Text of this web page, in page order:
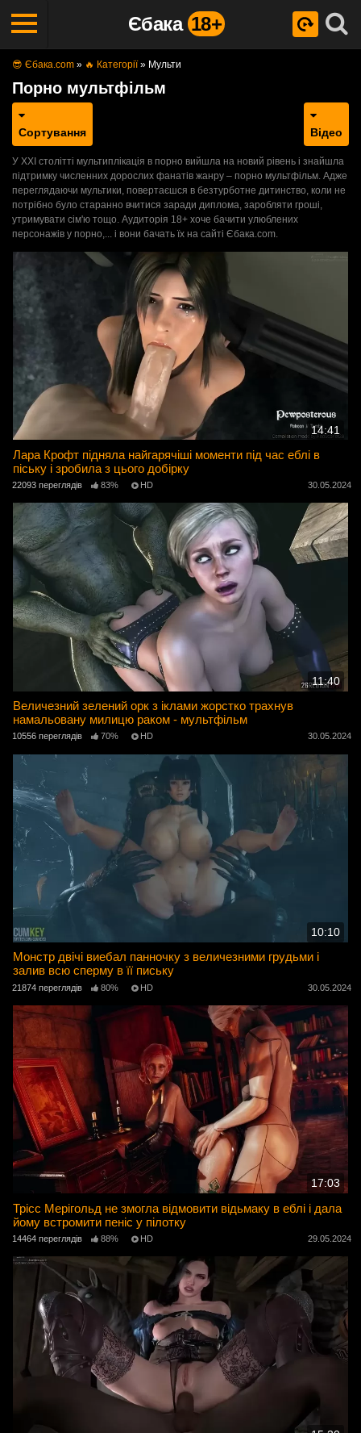
Єбака 18+
😎 Єбака.com » 🔥 Категорії» Мульти
Порно мультфільм
Сортування Відео
У ХХІ столітті мультиплікація в порно вийшла на новий рівень і знайшла
підтримку численних дорослих фанатів жанру – порно мультфільм. Адже
переглядаючи мультики, повертаєшся в безтурботне дитинство, коли не
потрібно було старанно вчитися заради диплома, заробляти гроші,
утримувати сім'ю тощо. Аудиторія 18+ хоче бачити улюблених
персонажів у порно,... і вони бачать їх на сайті Єбака.com.
14:41
Лара Крофт підняла найгарячіші моменти під час еблі в
піську і зробила з цього добірку
22093 переглядів 83% HD 30.05.2024
11:40
Величезний зелений орк з іклами жорстко трахнув
намальовану милицю раком - мультфільм
10556 переглядів 70% HD 30.05.2024
10:10
Монстр двічі виебал панночку з величезними грудьми і
залив всю сперму в її письку
21874 переглядів 80% HD 30.05.2024
17:03
Трісс Мерігольд не змогла відмовити відьмаку в еблі і дала
йому встромити пеніс у пілотку
14464 переглядів 88% HD 29.05.2024